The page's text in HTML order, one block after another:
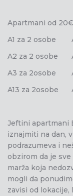
Apartmani od 20€
A1 za 2 osobe
A2 za 2 osobe
A3 za 2osobe
A13 za 2osobe
Jeftini apartmani
iznajmiti na dan,
podrazumeva i
obzirom da je
marža koja
mogli da
zavisi od